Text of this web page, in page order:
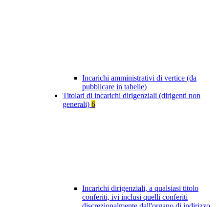
Incarichi amministrativi di vertice (da
pubblicare in tabelle)
Titolari di incarichi dirigenziali (dirigenti non
generali) 6
Incarichi dirigenziali, a qualsiasi titolo
conferiti, ivi inclusi quelli conferiti